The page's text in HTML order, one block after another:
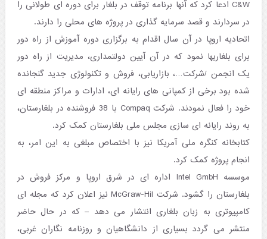
C&W ادعا کرد که آنها برنامه توقف در بلغار برای دوره ای طولانی را
در سردارند و قصد سرمایه گذاری در پروژه های محلی را دارند.
اتحادیه اروپا در آن سال اقدام به برگزاری دوره آموزش از راه دور
برای بلغاریها نمود که در آن آیین دولتمداری، مدیریت از راه دور
یک انجمن /شرکت…، بازاریابی، فروش و تکنولوژی جدید گنجانده
شده بود برخی از کمپانی های رایانه ای، ادارات و مراکز منطقه ای
خود را فعال نمودند. شرکت Compaq با 38 فروشنده در بلغارستان،
به روند رایانه ای سازی مجلس ملی بلغارستان کمک کرد.
کتابخانه کنگره ملی آمریکا نیز با اختصاص مبلغی به این امر، به
انجام پروژه کمک کرد.
موسسه Intel GmbH اداره ای در شرق اروپا و مرکز فروش در
بلغارستان را گشود. شرکت McGraw-Hil نیز اعلان کرد که مجله ای
کامپیوتری به زبان بلغاری انتشار می دهد – که در حال حاضر
منتشر می گردد بسیاری از دانشگاهیان و روزنامه نگاران غربی،